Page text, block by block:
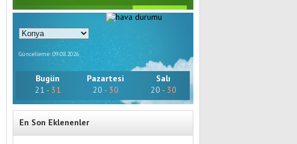
Güncelleme: 09.08.2026
Bugün
21 - 31
Pazartesi
20 - 30
Salı
20 - 30
En Son Eklenenler